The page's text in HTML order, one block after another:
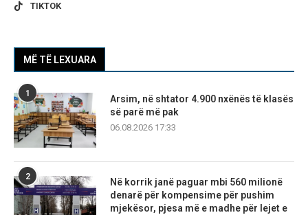
TIKTOK
MË TË LEXUARA
1
Arsim, në shtator 4.900 nxënës të klasës
së parë më pak
06.08.2026 17:33
2
Në korrik janë paguar mbi 560 milionë
denarë për kompensime për pushim
mjekësor, pjesa më e madhe për lejet e